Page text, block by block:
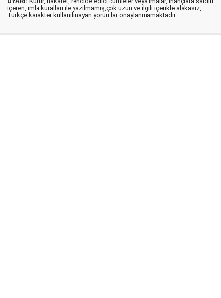
içeren, imla kuralları ile yazılmamış,çok uzun ve ilgili içerikle alakasız,
Türkçe karakter kullanılmayan yorumlar onaylanmamaktadır.